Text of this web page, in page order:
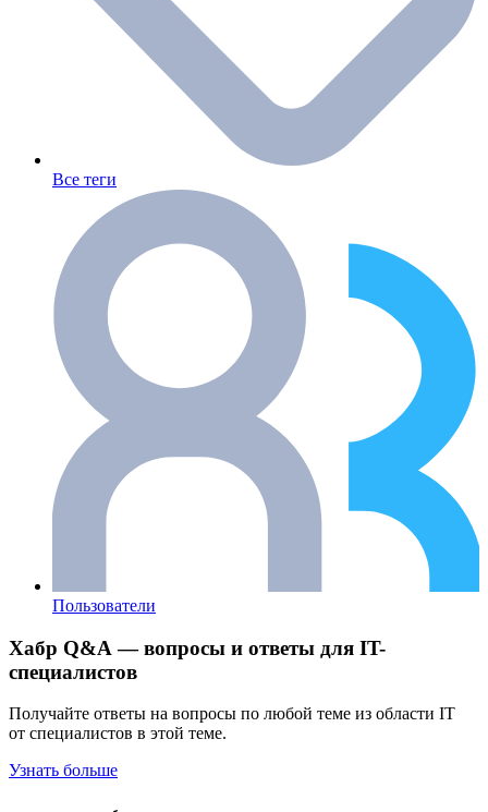
Все теги
Пользователи
Хабр Q&A — вопросы и ответы для IT-
специалистов
Получайте ответы на вопросы по любой теме из области IT
от специалистов в этой теме.
Узнать больше